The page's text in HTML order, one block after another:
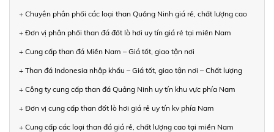
+ Chuyên phân phối các loại than Quảng Ninh giá rẻ, chất lượng cao
+ Đơn vị phân phối than đá đốt lò hơi uy tín giá rẻ tại miền Nam
+ Cung cấp than đá Miền Nam – Giá tốt, giao tận nơi
+ Than đá Indonesia nhập khẩu – Giá tốt, giao tận nơi – Chất lượng
+ Công ty cung cấp than đá Quảng Ninh uy tín khu vực phía Nam
+ Đơn vị cung cấp than đốt lò hơi giá rẻ uy tín kv phía Nam
+ Cung cấp các loại than đá giá rẻ, chất lượng cao tại miền Nam